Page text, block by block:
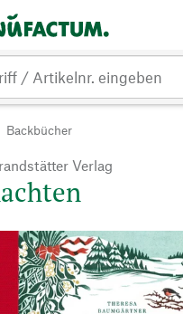
Backbücher
Verlag